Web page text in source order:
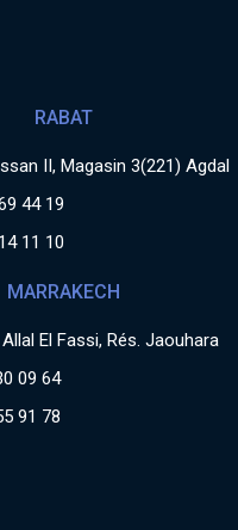
RABAT
II, Magasin 3(221) Agdal
44 19
11 10
MARRAKECH
El Fassi, Rés. Jaouhara
09 64
91 78